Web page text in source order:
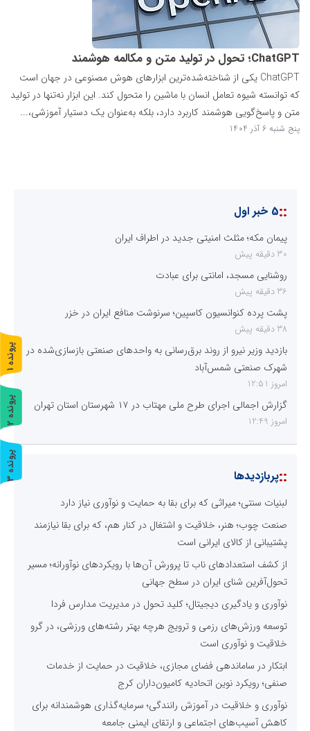
ChatGPT؛ تحول در تولید متن و مکالمه هوشمند
ChatGPT یکی از شناخته‌شده‌ترین ابزارهای هوش مصنوعی در جهان است
که توانسته شیوه تعامل انسان با ماشین را متحول کند. این ابزار نه‌تنها در تولید
متن و پاسخ‌گویی هوشمند کاربرد دارد، بلکه به‌عنوان یک دستیار آموزشی،...
پنج شنبه 6 آذر 1404
::5 خبر اول
پیمان مکه؛ مثلث امنیتی جدید در اطراف ایران
30 دقیقه پیش
روشنایی مسجد، امانتی برای عبادت
36 دقیقه پیش
پشت پرده کنوانسیون کاسپین؛ سرنوشت منافع ایران در خزر
38 دقیقه پیش
بازدید وزیر نیرو از روند برق‌رسانی به واحدهای صنعتی بازسازی‌شده در
شهرک صنعتی شمس‌آباد
امروز 12:51
گزارش اجمالی اجرای طرح ملی مهتاب در ۱۷ شهرستان استان تهران
امروز 12:49
::پربازدیدها
لبنیات سنتی؛ میراثی که برای بقا به حمایت و نوآوری نیاز دارد
صنعت چوب؛ هنر، خلاقیت و اشتغال در کنار هم، که برای بقا نیازمند
پشتیبانی از کالای ایرانی است
از کشف استعدادهای ناب تا پرورش آن‌ها با رویکردهای نوآورانه؛ مسیر
تحول‌آفرین شنای ایران در سطح جهانی
نوآوری و یادگیری دیجیتال؛ کلید تحول در مدیریت مدارس فردا
توسعه ورزش‌های رزمی و ترویج هرچه بهتر رشته‌های ورزشی، در گرو
خلاقیت و نوآوری است
ابتکار در ساماندهی فضای مجازی، خلاقیت در حمایت از خدمات
صنفی؛ رویکرد نوین اتحادیه کامیون‌داران کرج
نوآوری و خلاقیت در آموزش رانندگی؛ سرمایه‌گذاری هوشمندانه برای
کاهش آسیب‌های اجتماعی و ارتقای ایمنی جامعه
پ
ر
و
ن
د
ه
1
پ
ر
و
ن
د
ه
2
پ
ر
و
ن
د
ه
3